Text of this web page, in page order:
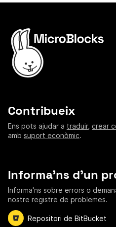
Contribueix
Ens pots ajudar a traduir, crear
amb suport econòmic.
Informa'ns d'un
Informa'ns sobre errors o
nostre registre de problemes.
Repositori de BitBucket